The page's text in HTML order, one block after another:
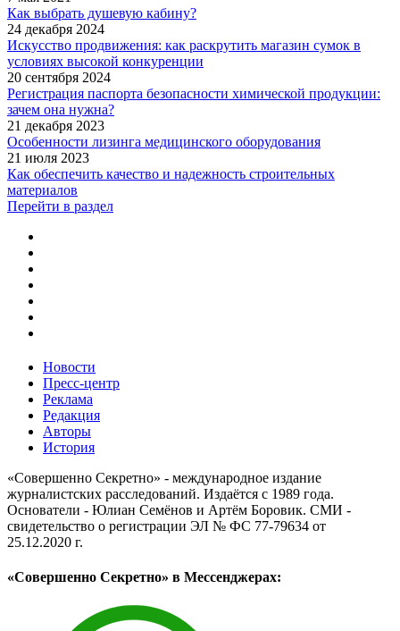
Как выбрать душевую кабину?
24 декабря 2024
Искусство продвижения: как раскрутить магазин сумок в
условиях высокой конкуренции
20 сентября 2024
Регистрация паспорта безопасности химической продукции:
зачем она нужна?
21 декабря 2023
Особенности лизинга медицинского оборудования
21 июля 2023
Как обеспечить качество и надежность строительных
материалов
Перейти в раздел
Новости
Пресс-центр
Реклама
Редакция
Авторы
История
«Совершенно Секретно» - международное издание
журналистских расследований. Издаётся с 1989 года.
Основатели - Юлиан Семёнов и Артём Боровик. CМИ -
свидетельство о регистрации ЭЛ № ФС 77-79634 от
25.12.2020 г.
«Совершенно Секретно» в Мессенджерах: